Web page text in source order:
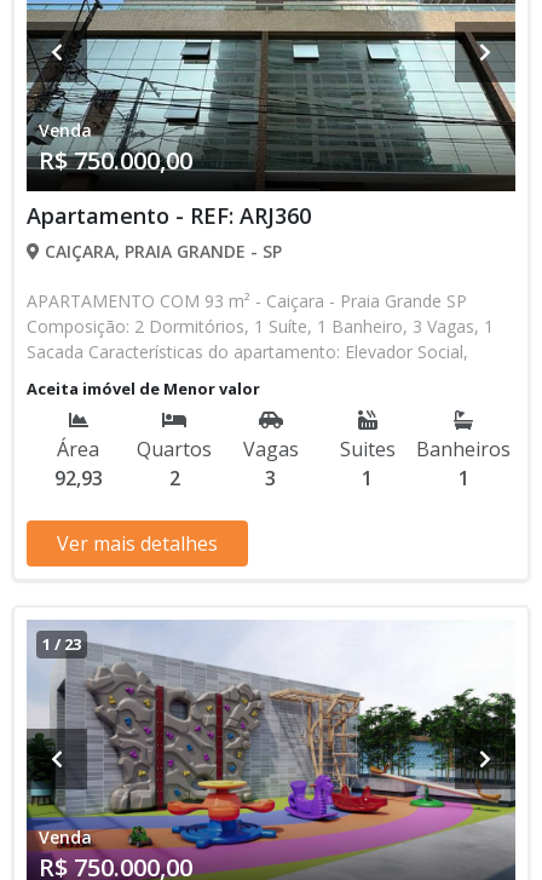
Venda
R$ 750.000,00
Apartamento - REF: ARJ360
CAIÇARA, PRAIA GRANDE - SP
APARTAMENTO COM 93 m² - Caiçara - Praia Grande SP
Composição: 2 Dormitórios, 1 Suíte, 1 Banheiro, 3 Vagas, 1
Sacada Características do apartamento: Elevador Social,
Elevador de Serviço, Acessibilidade, Portão Automático,
Interfone, Circuito Fechado TV, Piscina, Salão de Jogos, Salão
de Festas, Espaço Kids, Espaço Gourmet, Cinema, Academia,
Churrasqueira Aceita Financiamento Bancário * Os valores e
disponibilidade podem ser alterados sem prévio aviso. Favor
Aceita imóvel de Menor valor
Área
92,93
Quartos
2
Vagas
3
Suites
1
Banheiros
1
Ver mais detalhes
1 / 23
Venda
R$ 750.000,00